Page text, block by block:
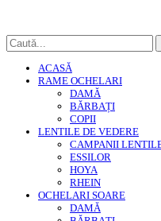
ACASĂ
RAME OCHELARI
DAMĂ
BĂRBAȚI
COPII
LENTILE DE VEDERE
CAMPANII
ESSILOR
HOYA
RHEIN
OCHELARI SOARE
DAMĂ